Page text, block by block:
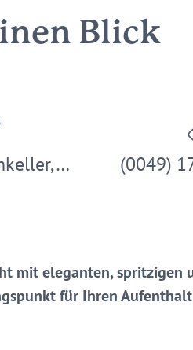
Blick
(0049)
mit eleganten, spritzigen
für Ihren